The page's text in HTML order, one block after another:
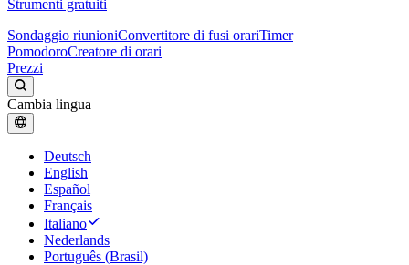
Strumenti gratuiti
Sondaggio riunioniConvertitore di fusi orariTimer
PomodoroCreatore di orari
Prezzi
Cambia lingua
Deutsch
English
Español
Français
Italiano
Nederlands
Português (Brasil)